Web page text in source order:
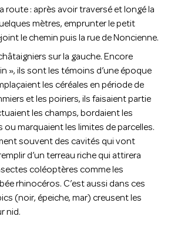
route : après avoir traversé et longé la
mètres, emprunter le petit
le chemin puis la rue de Noncienne.
sur la gauche. Encore
», ils sont les témoins d’une époque
les céréales en période de
et les poiriers, ils faisaient partie
les champs, bordaient les
ou marquaient les limites de parcelles.
souvent des cavités qui vont
d’un terreau riche qui attirera
coléoptères comme les
rhinocéros. C’est aussi dans ces
(noir, épeiche, mar) creusent les
nid.